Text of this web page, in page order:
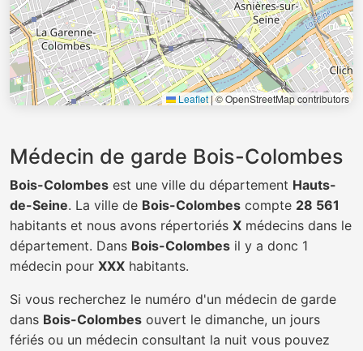
Leaflet |© OpenStreetMap contributors
Médecin de garde Bois-Colombes
Bois-Colombes est une ville du département Hauts-
de-Seine. La ville de Bois-Colombes compte 28 561
habitants et nous avons répertoriés X médecins dans le
département. Dans Bois-Colombes il y a donc 1
médecin pour XXX habitants.
Si vous recherchez le numéro d'un médecin de garde
dans Bois-Colombes ouvert le dimanche, un jours
fériés ou un médecin consultant la nuit vous pouvez